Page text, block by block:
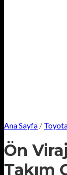
Ana Sayfa /
Ön
Takım